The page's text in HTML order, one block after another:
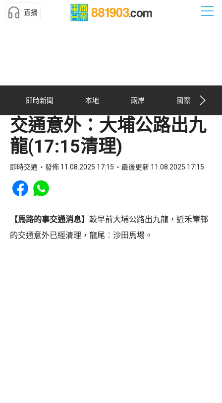
直播
即時新聞 本地 兩岸 國際
交通意外：大埔公路出九
龍(17:15清理)
即時交通 發佈 11.08.2025 17:15 最後更新 11.08.2025 17:15
Share to Facebook
Share to WhatsApp
【馬路的事交通消息】 較早前大埔公路出九龍，近禾輋邨
的交通意外已經清理，龍尾︰沙田馬場。